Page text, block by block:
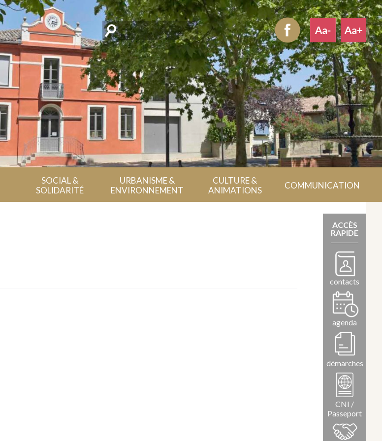
Rechercher
SOCIAL &
SOLIDARITÉ
URBANISME &
ENVIRONNEMENT
CULTURE &
ANIMATIONS
COMMUNICATION
ACCÈS
RAPIDE
contacts
agenda
démarches
CNI /
Passeport